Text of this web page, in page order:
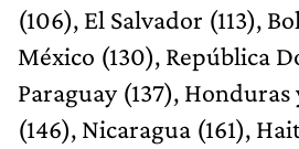
(106), El Salvador (113),
México (130), República
Paraguay (137),
(146), Nicaragua (161),